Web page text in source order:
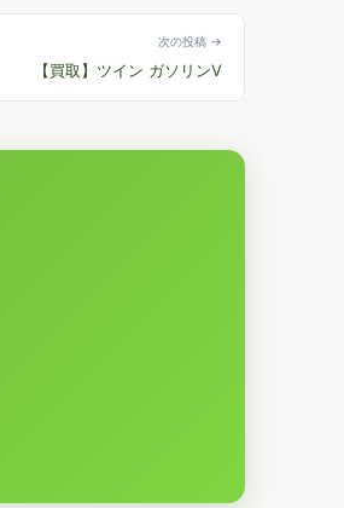
次の投稿 →
【買取】ツイン ガソリンV